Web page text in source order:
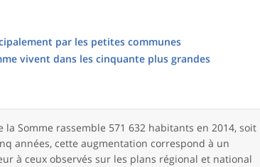
par les petites communes
vivent dans les cinquante plus grandes
Somme rassemble 571 632 habitants en 2014, soit
années, cette augmentation correspond à un
à ceux observés sur les plans régional et national